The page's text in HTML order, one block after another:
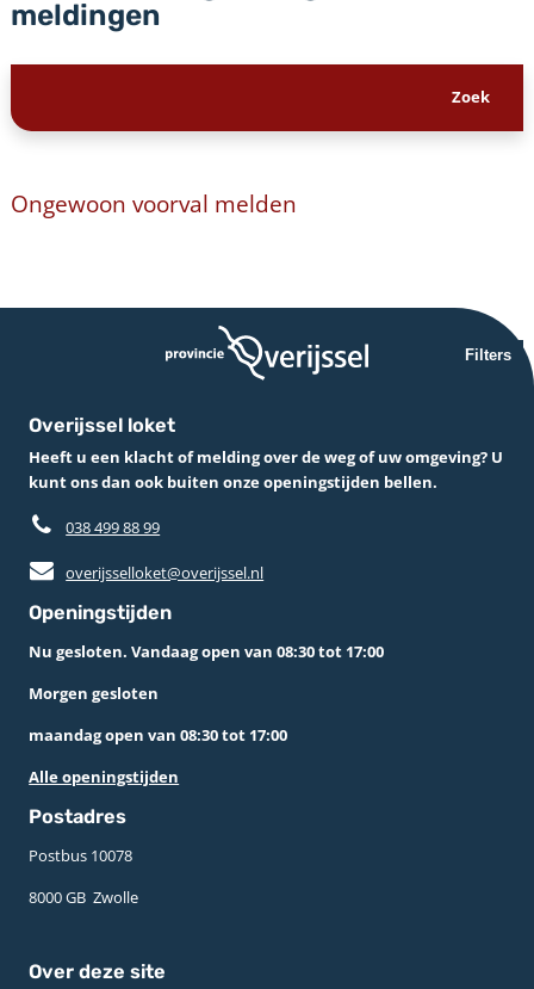
meldingen
Ongewoon voorval melden
Filters
Overijssel loket
Heeft u een klacht of melding over de weg of uw omgeving? U
kunt ons dan ook buiten onze openingstijden bellen.
038 499 88 99
overijsselloket@overijssel.nl
Openingstijden
Nu gesloten. Vandaag open van 08:30 tot 17:00
Morgen gesloten
maandag open van 08:30 tot 17:00
Alle openingstijden
Postadres
Postbus 10078 ­
8000 GB ­ Zwolle
Over deze site